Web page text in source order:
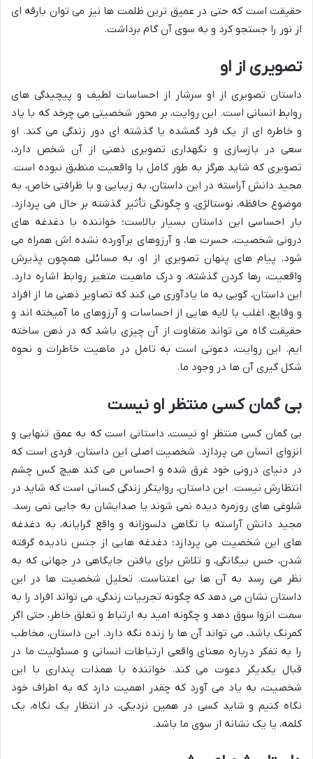
حقیقت است که حتی در عمیق ترین ظلمت ها نیز می توان بارقه ای
از نور را جستجو کرد و به سوی آن گام برداشت.
تصویری از او
داستان تصویری از او سرشار از احساسات لطیف و پیچیدگی های
روابط انسانی است. این روایت، بر محور شخصیتی می چرخد که با یاد
و خاطره ای از یک فرد گمشده یا گذشته ای دور زندگی می کند. او
سعی در بازسازی و نگهداری تصویری ذهنی از آن شخص دارد،
تصویری که شاید هرگز به طور کامل با واقعیت منطبق نبوده است.
مجید دانش آراسته در این داستان، به زیبایی و با ظرافتی خاص، به
موضوع حافظه، نوستالژی، و چگونگی تأثیر گذشته بر حال می پردازد.
بار احساسی این داستان بسیار بالاست؛ خواننده با دغدغه های
درونی شخصیت، حسرت ها، و آرزوهای برآورده نشده اش همراه می
شود. پیام های پنهان تصویری از او، به مسائلی همچون پذیرش
واقعیت، رها کردن گذشته، و درک ماهیت متغیر روابط اشاره دارد.
این داستان، گویی به ما یادآوری می کند که تصاویر ذهنی ما از افراد
و وقایع، اغلب با لایه هایی از احساسات و آرزوهای ما آمیخته اند و
حقیقت گاه می تواند متفاوت از آن چیزی باشد که در ذهن ساخته
ایم. این روایت، دعوتی است به تامل در ماهیت خاطرات و نحوه
شکل گیری آن ها در وجود ما.
بی گمان کسی منتظر او نیست
بی گمان کسی منتظر او نیست، داستانی است که به عمق تنهایی و
انزوای انسان می پردازد. شخصیت اصلی این داستان، فردی است که
در دنیای درونی خود غرق شده و احساس می کند هیچ کس چشم
انتظارش نیست. این داستان، روایتگر زندگی کسانی است که شاید در
شلوغی های روزمره دیده نمی شوند یا صدایشان به جایی نمی رسد.
مجید دانش آراسته با نگاهی دلسوزانه و واقع گرایانه، به دغدغه
های این شخصیت می پردازد؛ دغدغه هایی از جنس نادیده گرفته
شدن، حس بیگانگی، و تلاش برای یافتن جایگاهی در جهانی که به
نظر می رسد به آن ها بی اعتناست. تحلیل شخصیت ها در این
داستان نشان می دهد که چگونه تجربیات زندگی، می تواند افراد را به
سمت انزوا سوق دهد و چگونه امید به ارتباط و تعلق خاطر، حتی اگر
کمرنگ باشد، می تواند آن ها را زنده نگه دارد. این داستان، مخاطب
را به تفکر درباره معنای واقعی ارتباطات انسانی و مسئولیت ما در
قبال یکدیگر دعوت می کند. خواننده با همذات پنداری با این
شخصیت، به یاد می آورد که چقدر اهمیت دارد که به اطراف خود
نگاه کنیم و شاید کسی در همین نزدیکی، در انتظار یک نگاه، یک
کلمه، یا یک نشانه از سوی ما باشد.